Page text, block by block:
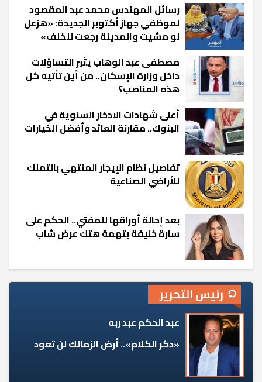
رسائل المهندس محمد عبد المقصود
لموظفي جهاز أكتوبر الجديدة: «هزعل
لو مشيت والمدينة رجعت للخلف»
مصطفى عبد الوهاب يثير التساؤلات
داخل وزارة الإسكان.. من أين تأتيه كل
هذه المناصب؟
أعلى شهادات الادخار السنوية في
البنوك.. مقارنة العائد وأفضل الخيارات
تفاصيل نظام الإيجار المنتهي بالتملك
للأراضي الصناعية
بعد إحالة أوراقها للمفتي.. الحكم على
سارة خليفة بتهمة هتك عرض شاب
رئيس التحرير
عبد الحكم عبد ربه
«دكر الكلام».. أرض الزمالك لن تعود